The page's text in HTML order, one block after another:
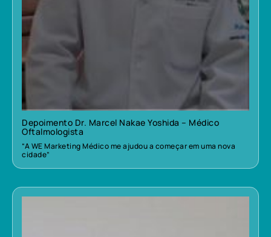
Depoimento Dr. Marcel Nakae Yoshida – Médico
Oftalmologista
“A WE Marketing Médico me ajudou a começar em uma nova
cidade”